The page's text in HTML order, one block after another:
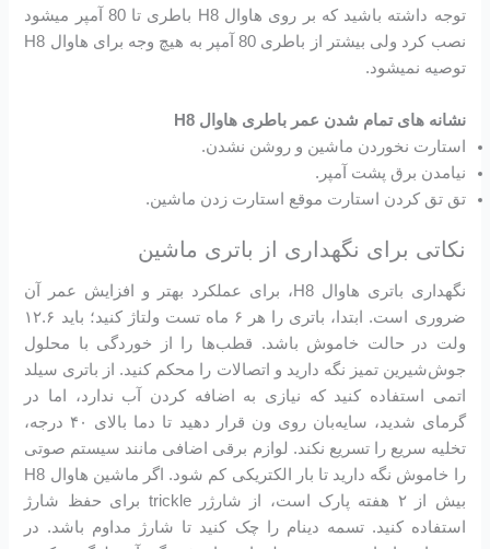
توجه داشته باشید که بر روی هاوال H8 باطری تا 80 آمپر میشود
نصب کرد ولی بیشتر از باطری 80 آمپر به هیچ وجه برای هاوال H8
توصیه نمیشود.
نشانه های تمام شدن عمر باطری هاوال H8
استارت نخوردن ماشین و روشن نشدن.
نیامدن برق پشت آمپر.
تق تق کردن استارت موقع استارت زدن ماشین.
نکاتی برای نگهداری از باتری ماشین
نگهداری باتری هاوال H8، برای عملکرد بهتر و افزایش عمر آن
ضروری است. ابتدا، باتری را هر ۶ ماه تست ولتاژ کنید؛ باید ۱۲.۶
ولت در حالت خاموش باشد. قطب‌ها را از خوردگی با محلول
جوش‌شیرین تمیز نگه دارید و اتصالات را محکم کنید. از باتری سیلد
اتمی استفاده کنید که نیازی به اضافه کردن آب ندارد، اما در
گرمای شدید، سایه‌بان روی ون قرار دهید تا دما بالای ۴۰ درجه،
تخلیه سریع را تسریع نکند. لوازم برقی اضافی مانند سیستم صوتی
را خاموش نگه دارید تا بار الکتریکی کم شود. اگر ماشین هاوال H8
بیش از ۲ هفته پارک است، از شارژر trickle برای حفظ شارژ
استفاده کنید. تسمه دینام را چک کنید تا شارژ مداوم باشد. در